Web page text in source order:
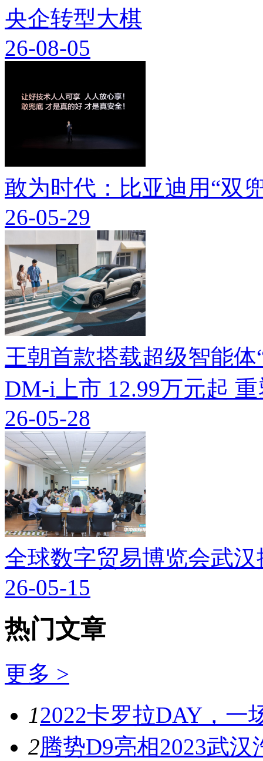
央企转型大棋
26-08-05
敢为时代：比亚迪用“双
26-05-29
王朝首款搭载超级智能
DM-i上市 12.99万元起
26-05-28
全球数字贸易博览会武
26-05-15
热门文章
更多 >
12022卡罗拉DAY，一
2腾势D9亮相2023武